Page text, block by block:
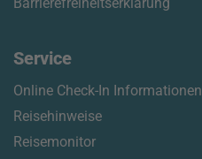
Service
Online Check-In Informationen
Reisehinweise
Reisemonitor